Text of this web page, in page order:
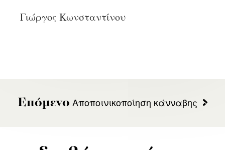
Γιώργος Κωνσταντίνου
Επόμενο Αποποινικοποίηση κάνναβης